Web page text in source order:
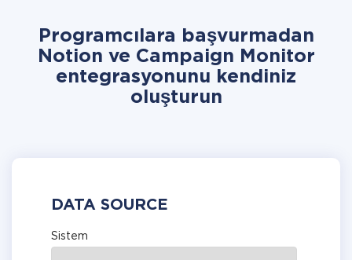
Programcılara başvurmadan
Notion ve Campaign Monitor
entegrasyonunu kendiniz
oluşturun
DATA SOURCE
Sistem